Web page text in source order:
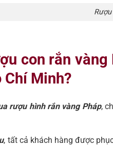
con rắn
Chí Minh?
rượu hình rắn vàng Pháp,
, tất cả khách hàng được